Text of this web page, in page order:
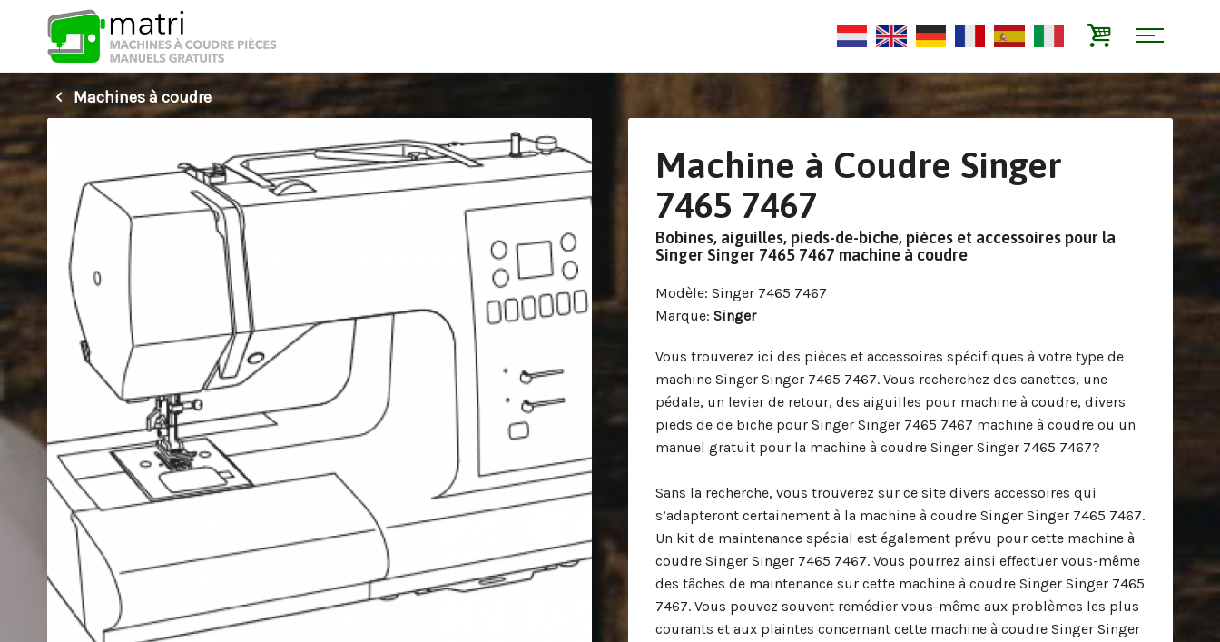
Machines à coudre
Machine à Coudre Singer
7465 7467
Bobines, aiguilles, pieds-de-biche, pièces et accessoires pour la
Singer Singer 7465 7467 machine à coudre
Modèle: Singer 7465 7467
Marque: Singer
Vous trouverez ici des pièces et accessoires spécifiques à votre type de
machine Singer Singer 7465 7467. Vous recherchez des canettes, une
pédale, un levier de retour, des aiguilles pour machine à coudre, divers
pieds de de biche pour Singer Singer 7465 7467 machine à coudre ou un
manuel gratuit pour la machine à coudre Singer Singer 7465 7467?
Sans la recherche, vous trouverez sur ce site divers accessoires qui
s’adapteront certainement à la machine à coudre Singer Singer 7465 7467.
Un kit de maintenance spécial est également prévu pour cette machine à
coudre Singer Singer 7465 7467. Vous pourrez ainsi effectuer vous-même
des tâches de maintenance sur cette machine à coudre Singer Singer 7465
7467. Vous pouvez souvent remédier vous-même aux problèmes les plus
courants et aux plaintes concernant cette machine à coudre Singer Singer